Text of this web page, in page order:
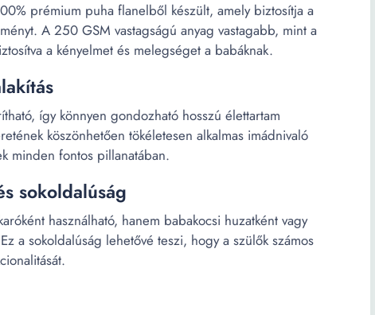
prémium puha flanelből készült, amely biztosítja a
A 250 GSM vastagságú anyag vastagabb, mint a
a kényelmet és melegséget a babáknak.
így könnyen gondozható hosszú élettartam
köszönhetően tökéletesen alkalmas imádnivaló
minden fontos pillanatában.
sokoldalúság
használható, hanem babakocsi huzatként vagy
a sokoldalúság lehetővé teszi, hogy a szülők számos